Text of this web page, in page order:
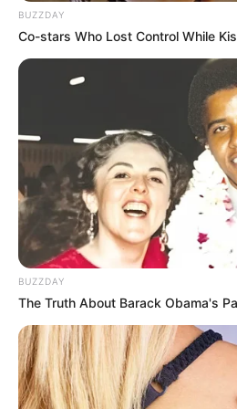
menghindari iritasi sinar matahari.
disarankan untuk memilih produk
Tentang karakteristik kulit mulai dari
ketebalan kulit juga diidentifikasi, agar
peelingyang tepat.
Antarapeelingdanexfoliating
yang sama
BUZZDAY
Co-stars Who Lost Control While
BUZZDAY
The Truth About Barack Obama's